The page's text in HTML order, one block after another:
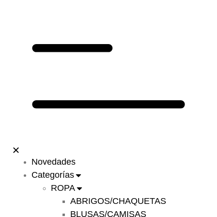
Novedades
Categorías
ROPA
ABRIGOS/CHAQUETAS
BLUSAS/CAMISAS